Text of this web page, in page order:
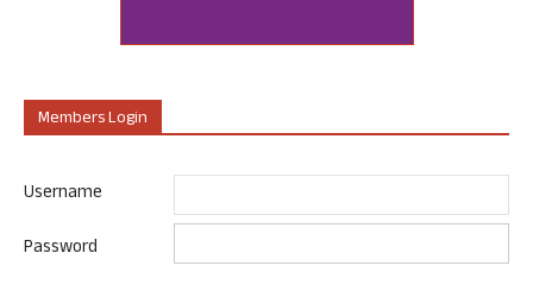
Members Login
Username
Password